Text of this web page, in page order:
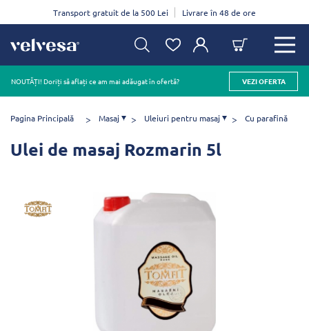
Transport gratuit de la 500 Lei Livrare în 48 de ore
NOUTĂȚI! Doriți să aflați ce am mai adăugat în ofertă? VEZI OFERTA
Pagina Principală Masaj Uleiuri pentru masaj Cu parafină
Ulei de masaj Rozmarin 5l